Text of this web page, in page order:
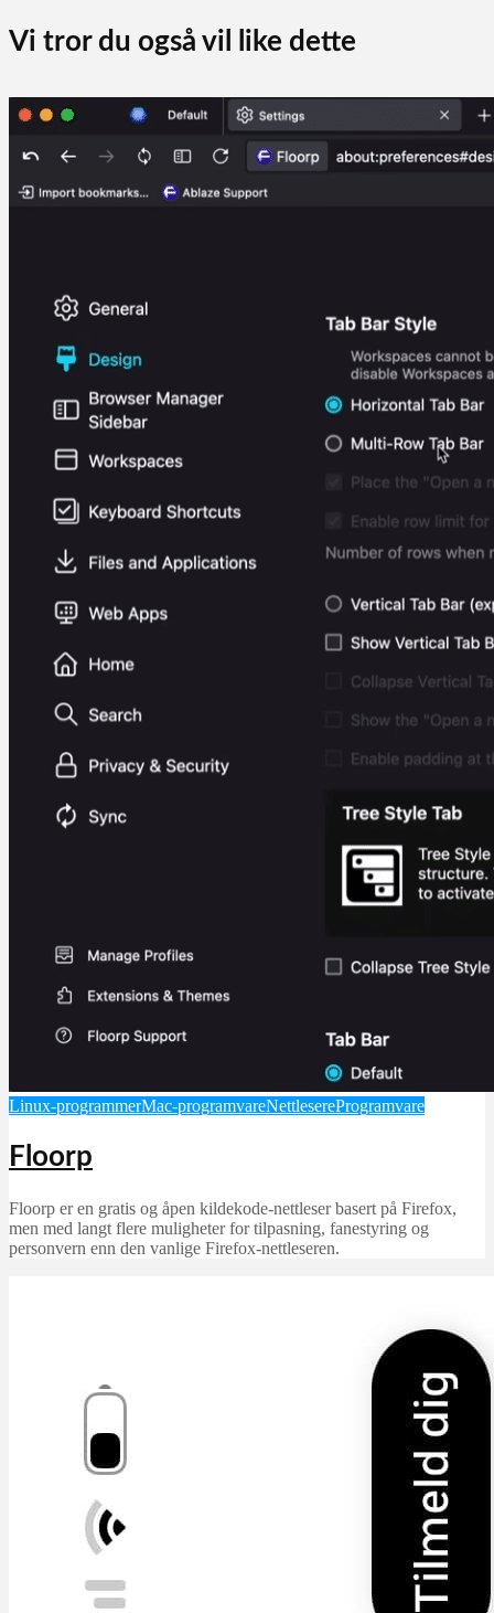
Vi tror du også vil like dette
Linux-programmerMac-programvareNettlesereProgramvare
Floorp
Floorp er en gratis og åpen kildekode-nettleser basert på Firefox,
men med langt flere muligheter for tilpasning, fanestyring og
personvern enn den vanlige Firefox-nettleseren.